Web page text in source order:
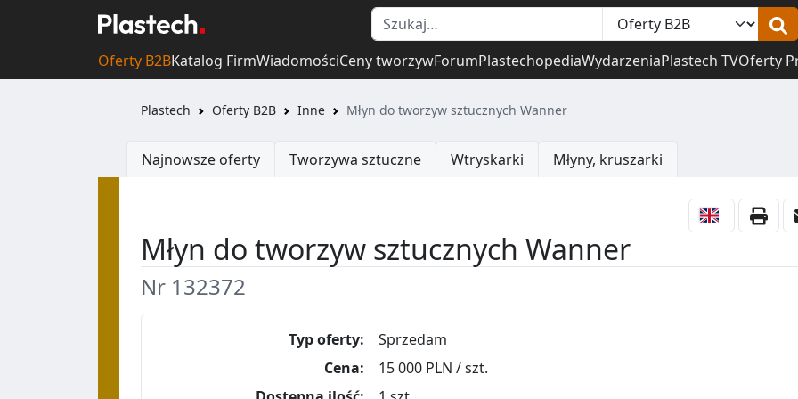
Oferty B2BKatalog FirmWiadomościCeny tworzywForumPlastechopediaWydarzeniaPlastech TVOferty
Plastech Oferty B2B Inne Młyn do tworzyw sztucznych Wanner
Najnowsze oferty Tworzywa sztuczne Wtryskarki Młyny, kruszarki
Młyn do tworzyw sztucznych Wanner
Nr 132372
Typ oferty:
Sprzedam
Cena:
15 000 PLN / szt.